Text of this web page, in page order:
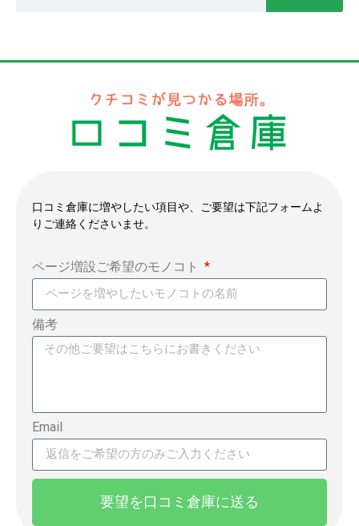
口コミ倉庫に増やしたい項目や、ご要望は下記フォームよ
りご連絡くださいませ。
ページ増設ご希望のモノコト
備考
Email
要望を口コミ倉庫に送る